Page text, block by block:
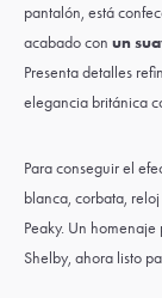
pantalón, está
acabado con un
Presenta detalles
elegancia británica
Para conseguir el
blanca, corbata,
Peaky. Un homenaje
Shelby, ahora listo